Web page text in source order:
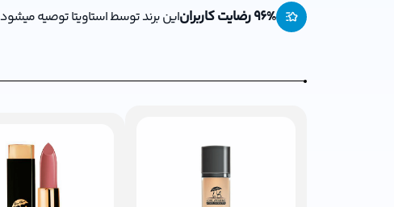
96% رضایت کاربران این برند توسط استاویتا توصیه میشود